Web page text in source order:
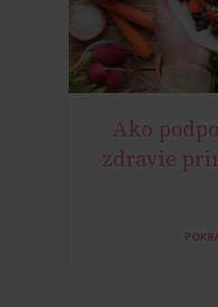
NATURAL
Ako
zdravie